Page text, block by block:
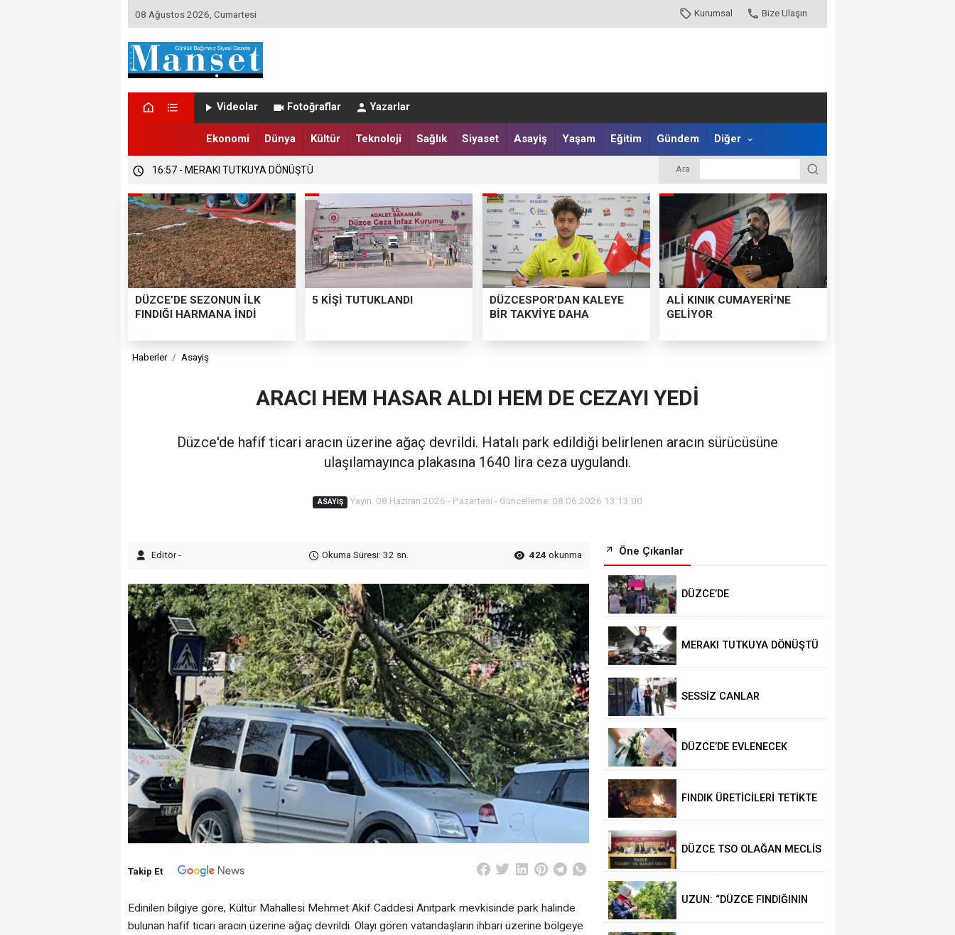
08 Ağustos 2026, Cumartesi Kurumsal Bize Ulaşın
Videolar Fotoğraflar Yazarlar
Ekonomi Dünya Kültür Teknoloji Sağlık Siyaset Asayiş Yaşam Eğitim Gündem Diğer
16:58 - DÜZCE’DE TRABZONSPORLULAR SALAH HEYECANI YAŞADI
16:57 - MERAKI TUTKUYA DÖNÜŞTÜ
Ara
DÜZCE’DE SEZONUN İLK
FINDIĞI HARMANA İNDİ
5 KİŞİ TUTUKLANDI
DÜZCESPOR’DAN KALEYE
BİR TAKVİYE DAHA
ALİ KINIK CUMAYERİ'NE
GELİYOR
Haberler Asayiş
ARACI HEM HASAR ALDI HEM DE CEZAYI YEDİ
Düzce'de hafif ticari aracın üzerine ağaç devrildi. Hatalı park edildiği belirlenen aracın sürücüsüne
ulaşılamayınca plakasına 1640 lira ceza uygulandı.
ASAYIŞ Yayın: 08 Haziran 2026 - Pazartesi - Güncelleme: 08.06.2026 13:13:00
Editör - Okuma Süresi: 32 sn. 424 okunma
Takip Et
Edinilen bilgiye göre, Kültür Mahallesi Mehmet Akif Caddesi Anıtpark mevkisinde park halinde
bulunan hafif ticari aracın üzerine ağaç devrildi. Olayı gören vatandaşların ihbarı üzerine bölgeye
Öne Çıkanlar
DÜZCE’DE
SALAH HEYECANI YAŞADI
MERAKI TUTKUYA DÖNÜŞTÜ
SESSİZ CANLAR
DÜZCE’DE EVLENECEK
FINDIK ÜRETİCİLERİ TETİKTE
DÜZCE TSO OLAĞAN MECLİS
GERÇEKLEŞTİRİLDİ
UZUN: “DÜZCE FINDIĞININ